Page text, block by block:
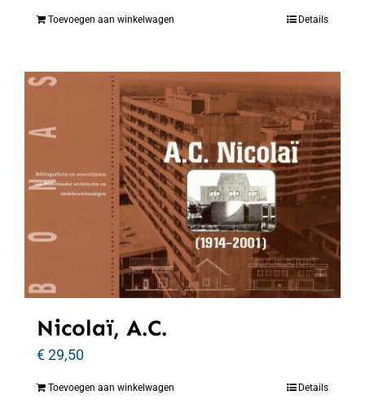
Toevoegen aan winkelwagen Details
Nicolaï, A.C.
€29,50
Toevoegen aan winkelwagen Details